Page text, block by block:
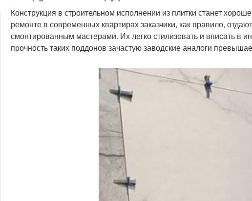
Конструкция в строительном исполнении из плитки станет
ремонте в современных квартирах заказчики, как правило,
смонтированным мастерами. Их легко стилизовать и вписать в
прочность таких поддонов зачастую заводские аналоги